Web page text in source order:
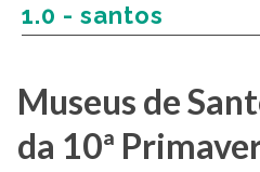
1.0 - santos
Museus de
da 10ª